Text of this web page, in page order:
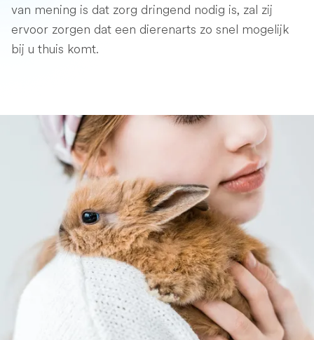
van mening is dat zorg dringend nodig is, zal zij
ervoor zorgen dat een dierenarts zo snel mogelijk
bij u thuis komt.